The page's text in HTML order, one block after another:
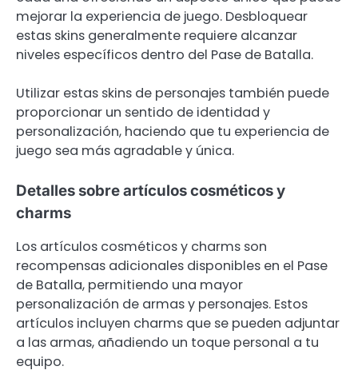
mejorar la experiencia de juego. Desbloquear
estas skins generalmente requiere alcanzar
niveles específicos dentro del Pase de Batalla.
Utilizar estas skins de personajes también puede
proporcionar un sentido de identidad y
personalización, haciendo que tu experiencia de
juego sea más agradable y única.
Detalles sobre artículos cosméticos y
charms
Los artículos cosméticos y charms son
recompensas adicionales disponibles en el Pase
de Batalla, permitiendo una mayor
personalización de armas y personajes. Estos
artículos incluyen charms que se pueden adjuntar
a las armas, añadiendo un toque personal a tu
equipo.